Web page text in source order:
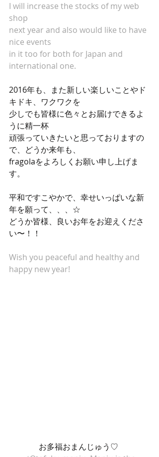
I will increase the stocks of my web
shop
next year and also would like to have
nice events
in it too for both for Japan and
international one.
2016年も、また新しい楽しいことやド
キドキ、ワクワクを
少しでも皆様に色々とお届けできるよ
うに精一杯
頑張っていきたいと思っておりますの
で、どうか来年も、
fragolaをよろしくお願い申し上げま
す。
平和ですこやかで、幸せいっぱいな新
年を願って、、、☆
どうか皆様、良いお年をお迎えくださ
い〜！！
Wish you peaceful and healthy and
happy new year!
お多福おまんじゅう♡